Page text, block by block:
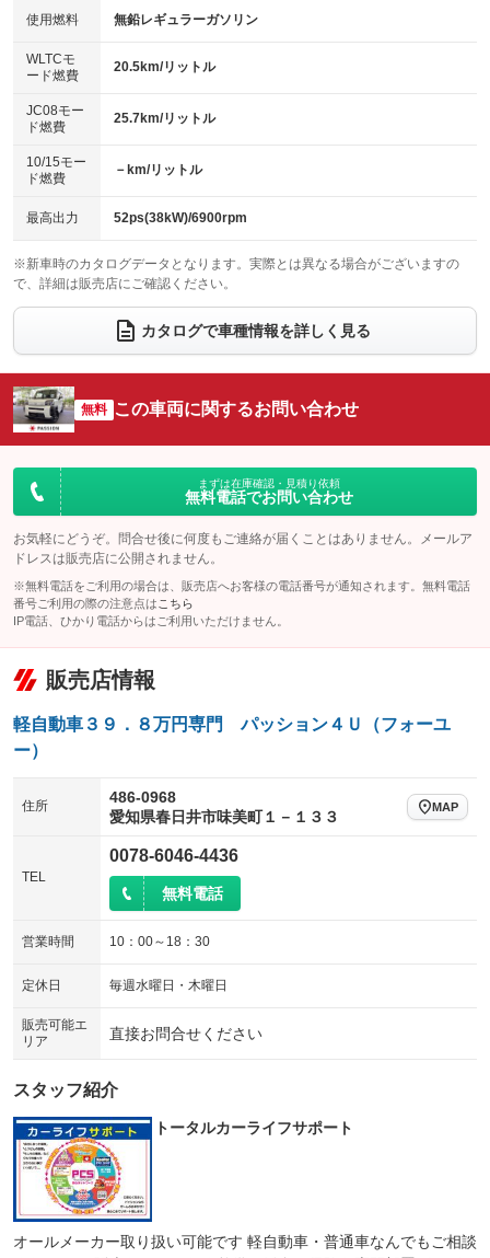
100V電源
：装備なし
センターデフロック
：装備なし
電動格納ミラー
：装備あり
バックカメラ
：装備あり
エアロ
：装備なし
：装備なし
パワーシート
ベンチシート
：装備なし
チップアップシート
：装備なし
：装備なし ：装備なし
ウォークスルー
：装備なし
電動リアゲート フロントカメラ
：装備なし
：装備なし ：装備なし
サイドカメラ
：装備なし ルーフレール
：装備なし
：装備なし
：装備なし
使用燃料 無鉛レギュラーガソリン
WLTCモ
ード燃費
20.5km/リットル
JC08モー
ド燃費
25.7km/リットル
10/15モー
ド燃費
－km/リットル
最高出力 52ps(38kW)/6900rpm
※新車時のカタログデータとなります。実際とは異なる場合がございますの
で、詳細は販売店にご確認ください。
カタログで車種情報を詳しく見る
無料 この車両に関するお問い合わせ
まずは在庫確認・見積り依頼
無料電話でお問い合わせ
お気軽にどうぞ。問合せ後に何度もご連絡が届くことはありません。メールア
ドレスは販売店に公開されません。
※無料電話をご利用の場合は、販売店へお客様の電話番号が通知されます。無料電話
番号ご利用の際の注意点は こちら
IP電話、ひかり電話からはご利用いただけません。
販売店情報
軽自動車３９．８万円専門 パッション４Ｕ（フォーユ
ー）
住所
486-0968
愛知県春日井市味美町１－１３３
MAP
TEL
0078-6046-4436
無料電話
営業時間 10：00～18：30
定休日 毎週水曜日・木曜日
販売可能エ
リア
直接お問合せください
スタッフ紹介
トータルカーライフサポート
オールメーカー取り扱い可能です 軽自動車・普通車なんでもご相談